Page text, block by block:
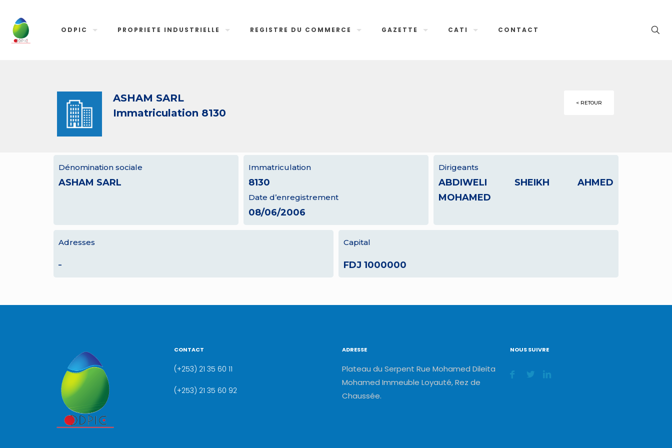
ODPIC PROPRIETE INDUSTRIELLE REGISTRE DU COMMERCE GAZETTE CATI CONTACT
ASHAM SARL
Immatriculation 8130
< RETOUR
Dénomination sociale
ASHAM SARL
Immatriculation
8130
Date d’enregistrement
08/06/2006
Dirigeants
ABDIWELI SHEIKH AHMED
MOHAMED
Adresses
–
Capital
FDJ 1000000
CONTACT
(+253) 21 35 60 11
(+253) 21 35 60 92
ADRESSE
Plateau du Serpent Rue Mohamed Dileita
Mohamed Immeuble Loyauté, Rez de
Chaussée.
NOUS SUIVRE